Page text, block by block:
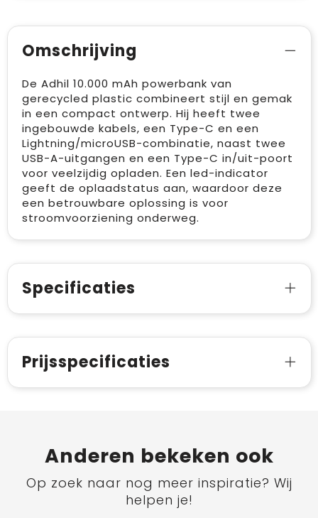
Omschrijving
De Adhil 10.000 mAh powerbank van
gerecycled plastic combineert stijl en gemak
in een compact ontwerp. Hij heeft twee
ingebouwde kabels, een Type-C en een
Lightning/microUSB-combinatie, naast twee
USB-A-uitgangen en een Type-C in/uit-poort
voor veelzijdig opladen. Een led-indicator
geeft de oplaadstatus aan, waardoor deze
een betrouwbare oplossing is voor
stroomvoorziening onderweg.
Specificaties
Prijsspecificaties
Anderen bekeken ook
Op zoek naar nog meer inspiratie? Wij
helpen je!